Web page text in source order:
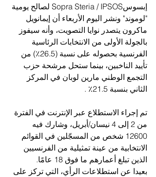
إبسوسSopra Steria / IPSOS لصالح يومية
"لوموند" ونشر اليوم الأربعاء أن إيمانويل
ماكرون يتصدر نوايا التصويت، وأنه سيفوز
بالجولة الأولى من الانتخابات الرئاسية
الفرنسية بحصوله على نسبة (26.5٪) من
تأييد الناخبين، بينما ستحل مرشحة حزب
التجمع الوطني مارين لوبان في المركز
الثاني بنسبة 21.5٪ .
تم إجراء الاستطلاع عبر الإنترنت في الفترة
من 2 إلى 4 نيسان/أبريل، وشارك فيه
12600 شخص من المسجّلين في القوائم
الانتخابية من عينة تمثيلية من الفرنسيين
الذين تبلغ أعمارهم ما فوق 18 عامًا.
بعيدا عن استطلاعات الرأي، التي تركز على